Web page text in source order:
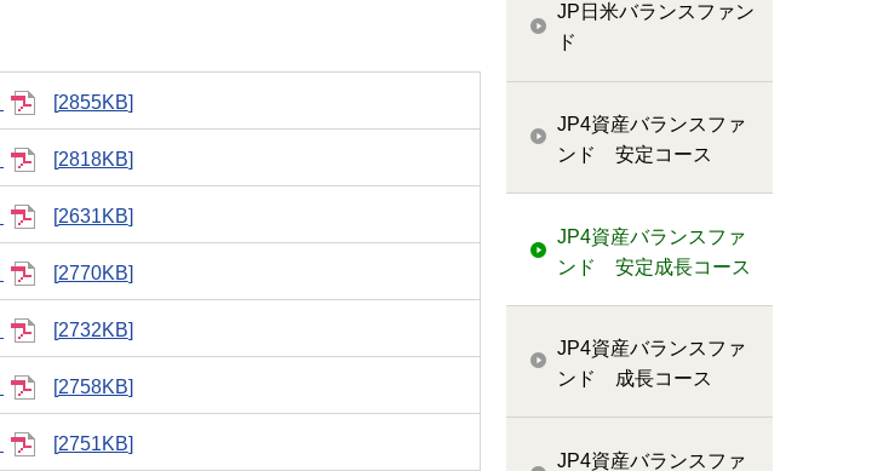
2855KB
2818KB
2631KB
2770KB
2732KB
2758KB
2751KB
JP日米バランスファン
ド
JP4資産バランスファ
ンド 安定コース
JP4資産バランスファ
ンド 安定成長コース
JP4資産バランスファ
ンド 成長コース
JP4資産バランスファ